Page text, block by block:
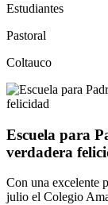
Estudiantes
Pastoral
Coltauco
Escuela para
verdadera
Con una excelente
julio el Colegio